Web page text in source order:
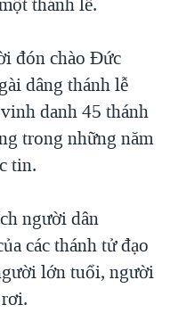
đón chào Đức
dâng thánh lễ
danh 45 thánh
trong những năm
tin.
người dân
các thánh tử đạo
lớn tuổi, người